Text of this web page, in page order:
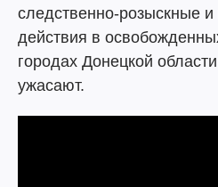
следственно-розыскные
действия в
городах Донецкой
ужасают.